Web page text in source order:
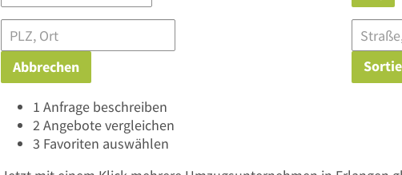
Abbrechen
1 Anfrage beschreiben
2Angebote vergleichen
3 Favoriten auswählen